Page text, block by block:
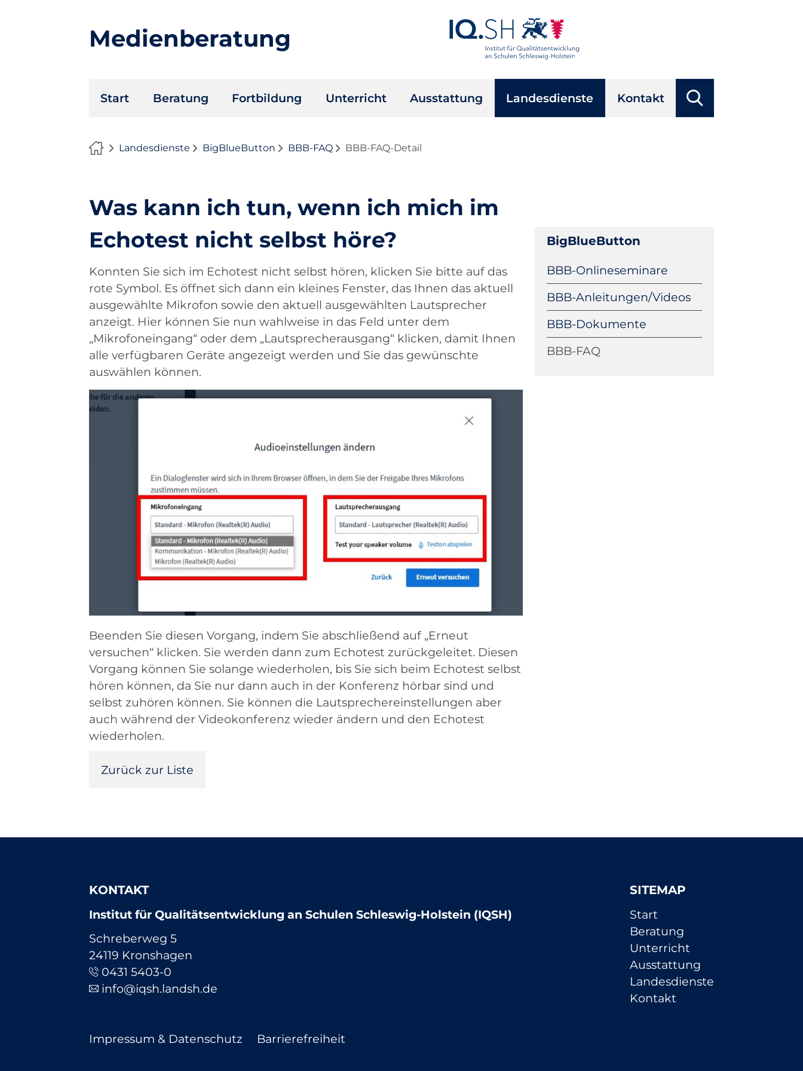
Medienberatung
überspringen
Start Beratung Fortbildung Unterricht Ausstattung Landesdienste Kontakt Suchbegriffe
Landesdienste BigBlueButton BBB-FAQ BBB-FAQ-Detail
Was kann ich tun, wenn ich mich im
Echotest nicht selbst höre?
Konnten Sie sich im Echotest nicht selbst hören, klicken Sie bitte auf das
rote Symbol. Es öffnet sich dann ein kleines Fenster, das Ihnen das aktuell
ausgewählte Mikrofon sowie den aktuell ausgewählten Lautsprecher
anzeigt. Hier können Sie nun wahlweise in das Feld unter dem
„Mikrofoneingang“ oder dem „Lautsprecherausgang“ klicken, damit Ihnen
alle verfügbaren Geräte angezeigt werden und Sie das gewünschte
auswählen können.
Beenden Sie diesen Vorgang, indem Sie abschließend auf „Erneut
versuchen“ klicken. Sie werden dann zum Echotest zurückgeleitet. Diesen
Vorgang können Sie solange wiederholen, bis Sie sich beim Echotest selbst
hören können, da Sie nur dann auch in der Konferenz hörbar sind und
selbst zuhören können. Sie können die Lautsprechereinstellungen aber
auch während der Videokonferenz wieder ändern und den Echotest
wiederholen.
Zurück zur Liste
BigBlueButton
Navigation
überspringen
BBB-Onlineseminare
BBB-Anleitungen/Videos
BBB-Dokumente
BBB-FAQ
KONTAKT
Institut für Qualitätsentwicklung an Schulen Schleswig-Holstein (IQSH)
Schreberweg 5
24119 Kronshagen
0431 5403-0
info@iqsh.landsh.de
SITEMAP
Navigation
überspringen
Start
Beratung
Unterricht
Ausstattung
Landesdienste
Kontakt
Navigation
Impressum & Datenschutz Barrierefreiheit